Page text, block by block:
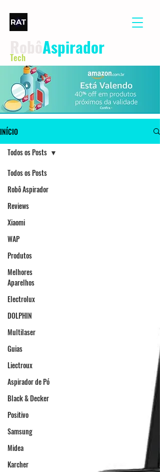
Aspirador
Tech
INÍCIO
Todos os Posts
Robô Aspirador
Reviews
Xiaomi
WAP
Produtos
Melhores
Aparelhos
Electrolux
DOLPHIN
Multilaser
Guias
Liectroux
Aspirador de Pó
Black & Decker
Positivo
Samsung
Midea
Karcher
Todos os Posts